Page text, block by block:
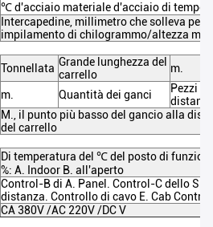
℃d'acciaio materiale d'acciaiodi
Intercapedine, millimetro che solleva
impilamento di chilogrammo/altezza
Tonnellata Grande lunghezza del
carrello
m.
m. Quantità dei ganci Pezzi
M., il punto più basso del gancio alla
del carrello
Di temperatura del ℃del posto di
%: A. Indoor B. all'aperto
Control-B di A. Panel. Control-C dello
distanza. Controllo di cavo E. Cab Control
CA 380V /AC 220V /DC V